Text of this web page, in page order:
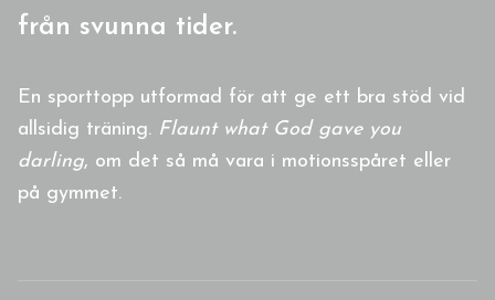
från svunna tider.
En sporttopp utformad för att ge ett bra stöd vid
allsidig träning. Flaunt what God gave you
darling, om det så må vara i motionsspåret eller
på gymmet.